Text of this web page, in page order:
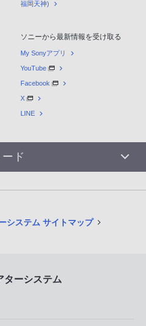
福岡天神)
ソニーから最新情報を受け取る
My Sonyアプリ
YouTube
Facebook
X
LINE
ド
システム サイトマップ
ターシステム